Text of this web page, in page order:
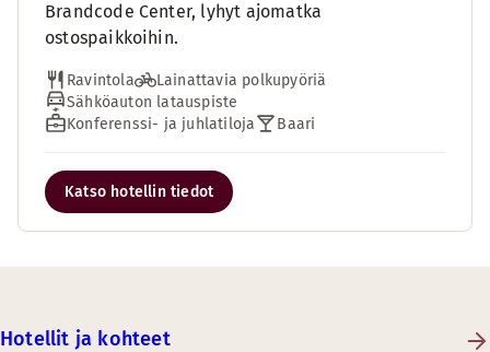
Brandcode Center, lyhyt ajomatka
ostospaikkoihin.
Ravintola
Lainattavia polkupyöriä
Sähköauton latauspiste
Konferenssi- ja juhlatiloja
Baari
Katso hotellin tiedot
Hotellit ja kohteet